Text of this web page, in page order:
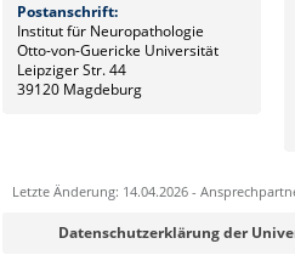
Postanschrift:
Institut für Neuropathologie
Otto-von-Guericke Universität
Leipziger Str. 44
39120 Magdeburg
Letzte Änderung: 14.04.2026 -
Sie können eine Nachricht versenden
Datenschutzerklärung der